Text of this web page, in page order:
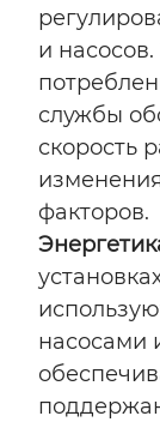
и
службы
скорость
факторов.
насосами